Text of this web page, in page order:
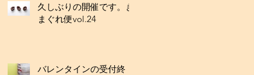
久しぶりの開催です。き
まぐれ便vol.24
バレンタインの受付終